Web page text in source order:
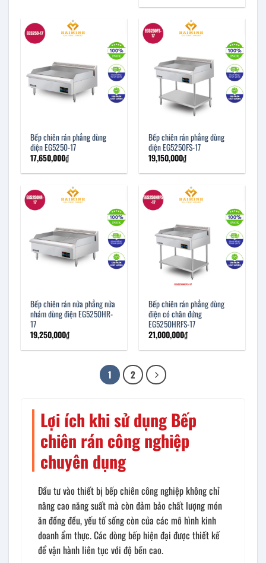
Bếp chiên rán phẳng dùng
điện EG5250-17
17,650,000₫
Bếp chiên rán phẳng dùng
điện EG5250FS-17
19,150,000₫
Bếp chiên rán nửa phẳng nửa
nhám dùng điện EG5250HR-
17
19,250,000₫
Bếp chiên rán phẳng dùng
điện có chân đứng
EG5250HRFS-17
21,000,000₫
1 2
Lợi ích khi sử dụng Bếp
chiên rán công nghiệp
chuyên dụng
Đầu tư vào thiết bị bếp chiên công nghiệp không chỉ
nâng cao năng suất mà còn đảm bảo chất lượng món
ăn đồng đều, yếu tố sống còn của các mô hình kinh
doanh ẩm thực. Các dòng bếp hiện đại được thiết kế
để vận hành liên tục với độ bền cao.